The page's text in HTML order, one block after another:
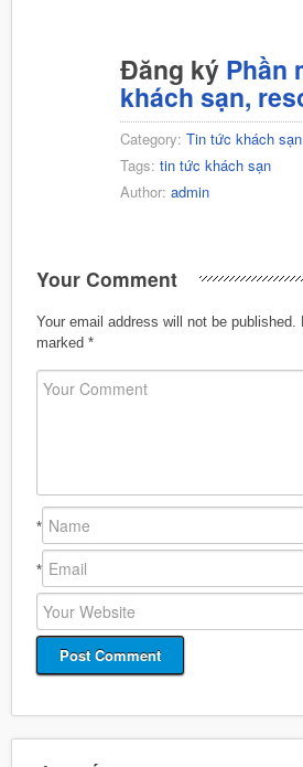
Đăng ký Phần
khách sạn,
Category: Tin tức khách sạn
Tags: tin tức khách sạn
Author: admin
Your Comment
Your email address will not be published.
marked *
*
*